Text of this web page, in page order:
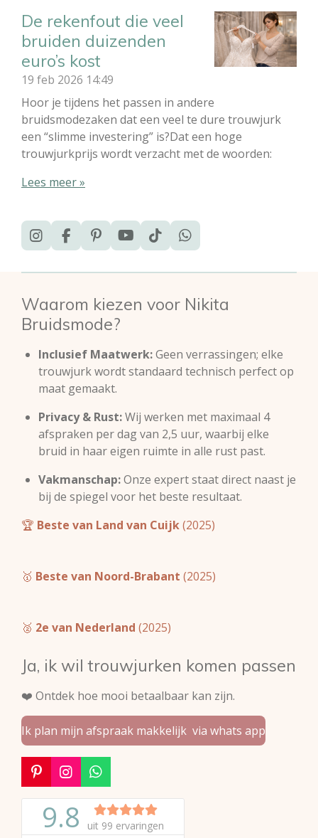
De rekenfout die veel
bruiden duizenden
euro’s kost
19 feb 2026 14:49
Hoor je tijdens het passen in andere
bruidsmodezaken dat een veel te dure trouwjurk
een “slimme investering” is?Dat een hoge
trouwjurkprijs wordt verzacht met de woorden:
Lees meer »
I
n
s
a
g
r
a
m
F
a
c
o
o
k
P
i
n
e
r
e
s
t
Y
o
u
b
T
i
k
k
W
h
a
s
A
Waarom kiezen voor Nikita
Bruidsmode?
Inclusief Maatwerk:Geen verrassingen; elke
trouwjurk wordt standaard technisch perfect op
maat gemaakt.
Privacy & Rust:Wij werken met maximaal 4
afspraken per dag van 2,5 uur, waarbij elke
bruid in haar eigen ruimte in alle rust past.
Vakmanschap:Onze expert staat direct naast je
bij de spiegel voor het beste resultaat.
🏆 Beste van Land van Cuijk(2025)
🥇 Beste van Noord-Brabant (2025)
🥈 2e van Nederland (2025)
Ja, ik wil trouwjurken komen passen
❤️ Ontdek hoe mooi betaalbaar kan zijn.
Ik plan mijn afspraak makkelijk via whats app
P
i
n
e
I
n
s
t
a
W
h
a
t
s